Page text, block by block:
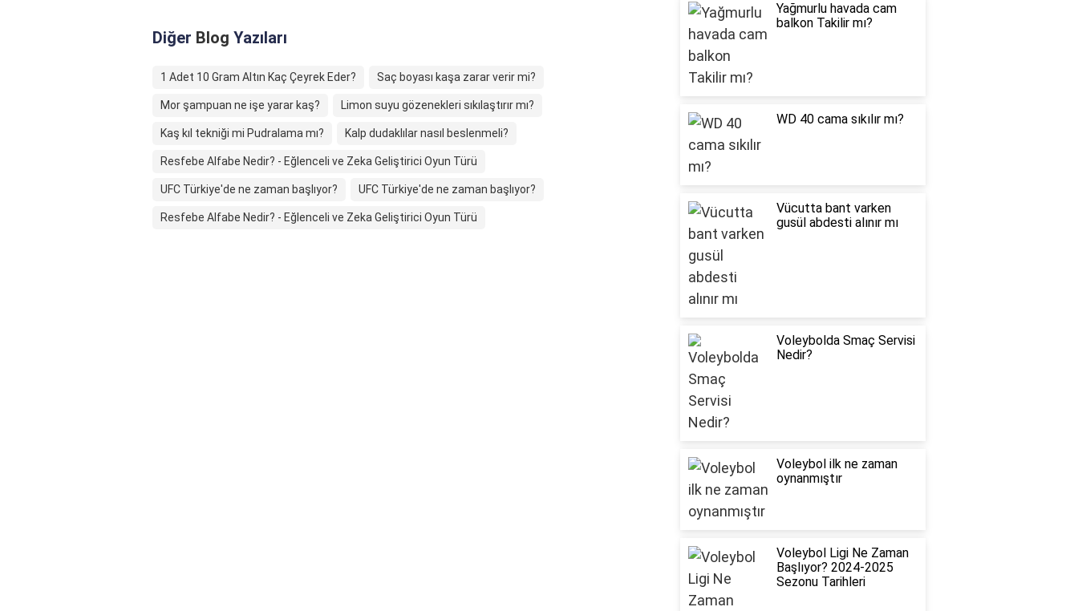
Diğer Blog Yazıları
1 Adet 10 Gram Altın Kaç Çeyrek Eder? Saç boyası kaşa zarar verir mi?
Mor şampuan ne işe yarar kaş? Limon suyu gözenekleri sıkılaştırır mı?
Kaş kıl tekniği mi Pudralama mı? Kalp dudaklılar nasıl beslenmeli?
Resfebe Alfabe Nedir? - Eğlenceli ve Zeka Geliştirici Oyun Türü
UFC Türkiye'de ne zaman başlıyor? UFC Türkiye'de ne zaman başlıyor?
Resfebe Alfabe Nedir? - Eğlenceli ve Zeka Geliştirici Oyun Türü
Yağmurlu havada cam
balkon Takilir mı?
WD 40 cama sıkılır mı?
Vücutta bant varken
gusül abdesti alınır mı
Voleybolda Smaç Servisi
Nedir?
Voleybol ilk ne zaman
oynanmıştır
Voleybol Ligi Ne Zaman
Başlıyor? 2024-2025
Sezonu Tarihleri